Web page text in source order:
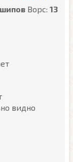
Ворс: 13
видно